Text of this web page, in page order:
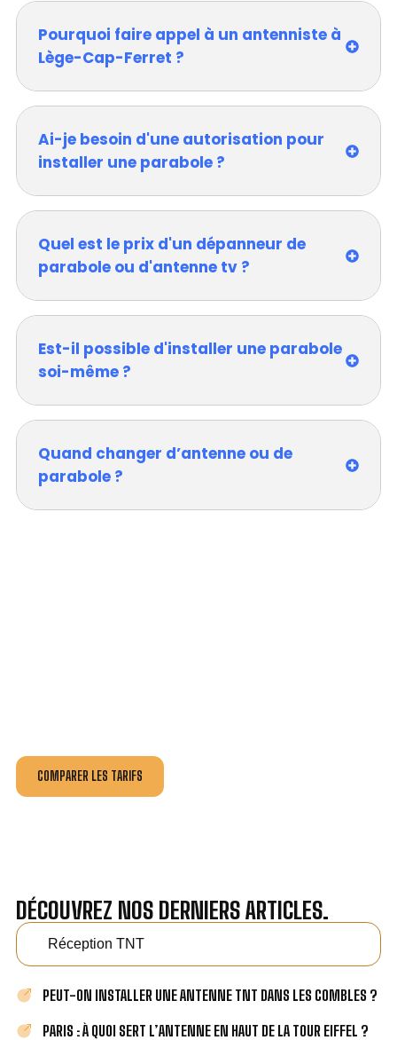
Pourquoi faire appel à un antenniste à
Lège-Cap-Ferret ?
Ai-je besoin d'une autorisation pour
installer une parabole ?
Quel est le prix d'un dépanneur de
parabole ou d'antenne tv ?
Est-il possible d'installer une parabole
soi-même ?
Quand changer d’antenne ou de
parabole ?
COMPARER LES TARIFS
DÉCOUVREZ NOS DERNIERS ARTICLES.
Réception TNT
PEUT-ON INSTALLER UNE ANTENNE TNT DANS LES COMBLES ?
PARIS : À QUOI SERT L’ANTENNE EN HAUT DE LA TOUR EIFFEL ?